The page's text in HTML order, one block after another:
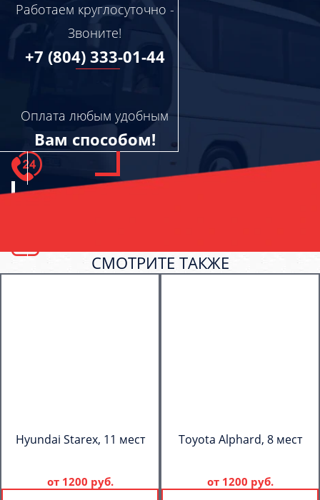
Работаем круглосуточно -
Звоните!
+7 (804) 333-01-44
Оплата любым удобным
Вам способом!
СМОТРИТЕ ТАКЖЕ
Hyundai Starex, 11 мест
от 1200 руб.
Toyota Alphard, 8 мест
от 1200 руб.